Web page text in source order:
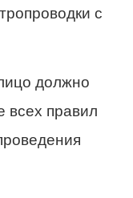
с
должно
всех правил